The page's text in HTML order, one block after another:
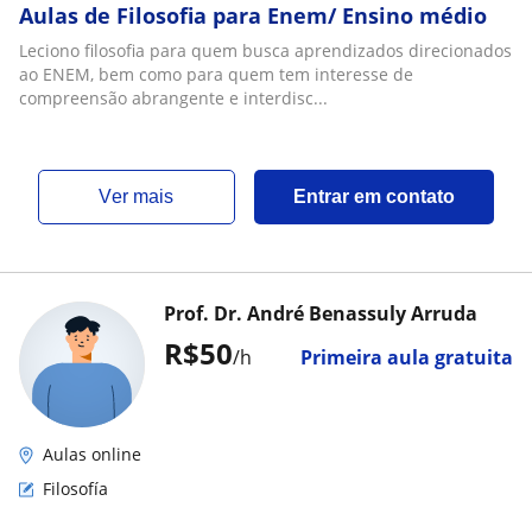
Aulas de Filosofia para Enem/ Ensino médio
Leciono filosofia para quem busca aprendizados direcionados
ao ENEM, bem como para quem tem interesse de
compreensão abrangente e interdisc...
ver mais Entrar em contato
R$50/h Primeira aula gratuita
Prof. Dr. André Benassuly Arruda
Aulas online
Filosofía